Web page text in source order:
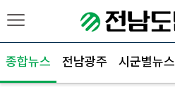
종합뉴스 전남광주 시군별뉴스